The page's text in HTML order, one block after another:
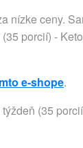
nízke ceny.
porcií) -
e-shope.
(35